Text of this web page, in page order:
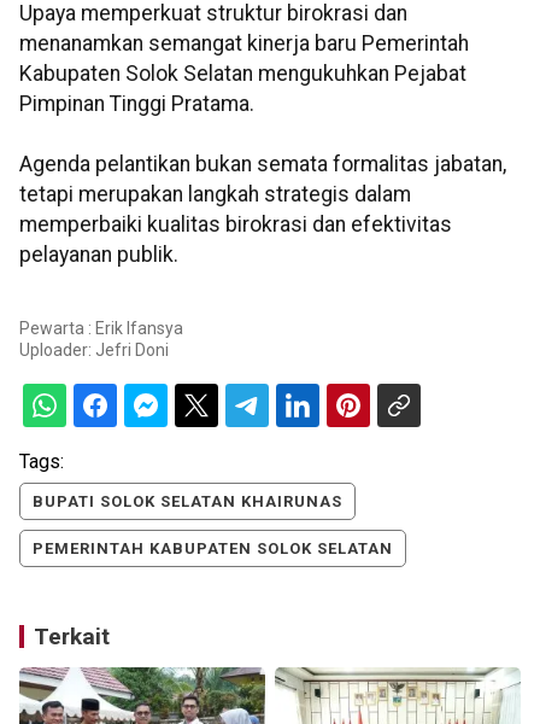
Upaya memperkuat struktur birokrasi dan
menanamkan semangat kinerja baru Pemerintah
Kabupaten Solok Selatan mengukuhkan Pejabat
Pimpinan Tinggi Pratama.
Agenda pelantikan bukan semata formalitas jabatan,
tetapi merupakan langkah strategis dalam
memperbaiki kualitas birokrasi dan efektivitas
pelayanan publik.
Pewarta : Erik Ifansya
Uploader: Jefri Doni
Tags:
BUPATI SOLOK SELATAN KHAIRUNAS
PEMERINTAH KABUPATEN SOLOK SELATAN
Terkait